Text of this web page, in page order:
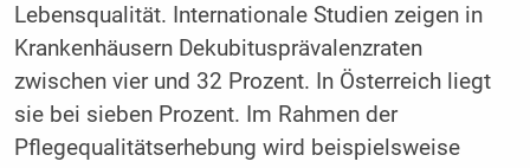
Lebensqualität. Internationale Studien zeigen in
Krankenhäusern Dekubitusprävalenzraten
zwischen vier und 32 Prozent. In Österreich liegt
sie bei sieben Prozent. Im Rahmen der
Pflegequalitätserhebung wird beispielsweise